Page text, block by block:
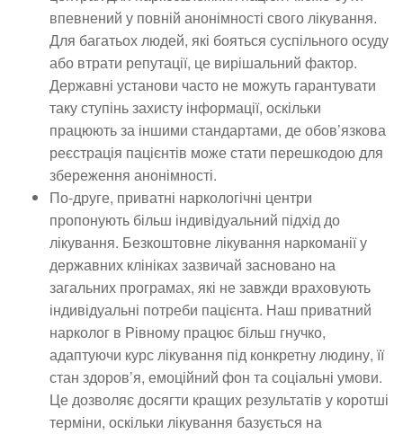
впевнений у повній анонімності свого лікування.
Для багатьох людей, які бояться суспільного осуду
або втрати репутації, це вирішальний фактор.
Державні установи часто не можуть гарантувати
таку ступінь захисту інформації, оскільки
працюють за іншими стандартами, де обов’язкова
реєстрація пацієнтів може стати перешкодою для
збереження анонімності.
По-друге, приватні наркологічні центри
пропонують більш індивідуальний підхід до
лікування. Безкоштовне лікування наркоманії у
державних клініках зазвичай засновано на
загальних програмах, які не завжди враховують
індивідуальні потреби пацієнта. Наш приватний
нарколог в Рівному працює більш гнучко,
адаптуючи курс лікування під конкретну людину, її
стан здоров’я, емоційний фон та соціальні умови.
Це дозволяє досягти кращих результатів у коротші
терміни, оскільки лікування базується на